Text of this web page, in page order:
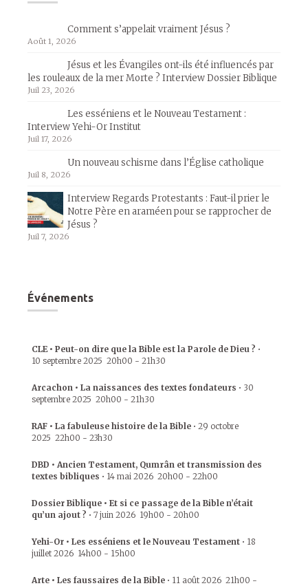
Comment s’appelait vraiment Jésus ?
Août 1, 2026
Jésus et les Évangiles ont-ils été influencés par
les rouleaux de la mer Morte ? Interview Dossier Biblique
Juil 23, 2026
Les esséniens et le Nouveau Testament :
Interview Yehi-Or Institut
Juil 17, 2026
Un nouveau schisme dans l’Église catholique
Juil 8, 2026
Interview Regards Protestants : Faut-il prier le
Notre Père en araméen pour se rapprocher de
Jésus ?
Juil 7, 2026
Événements
CLE • Peut-on dire que la Bible est la Parole de Dieu ? •
10 septembre 2025 20h00 - 21h30
Arcachon • La naissances des textes fondateurs • 30
septembre 2025 20h00 - 21h30
RAF • La fabuleuse histoire de la Bible • 29 octobre
2025 22h00 - 23h30
DBD • Ancien Testament, Qumrân et transmission des
textes bibliques • 14 mai 2026 20h00 - 22h00
Dossier Biblique • Et si ce passage de la Bible n’était
qu’un ajout ? • 7 juin 2026 19h00 - 20h00
Yehi-Or • Les esséniens et le Nouveau Testament • 18
juillet 2026 14h00 - 15h00
Arte • Les faussaires de la Bible • 11 août 2026 21h00 -